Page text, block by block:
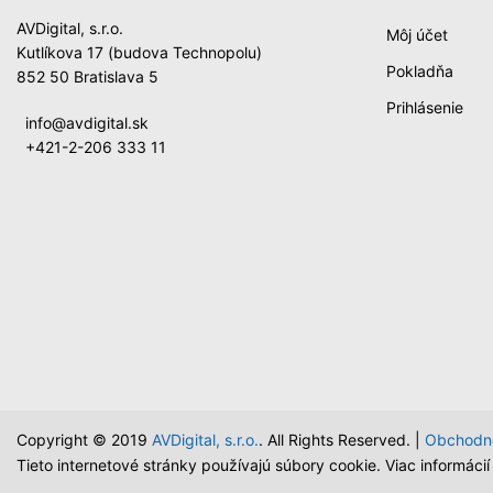
AVDigital, s.r.o.
Kutlíkova 17 (budova Technopolu)
852 50 Bratislava 5
info@avdigital.sk
+421-2-206 333 11
Môj účet
Pokladňa
Prihlásenie
Copyright © 2019 AVDigital, s.r.o.. All Rights Reserved. |
Tieto internetové stránky používajú súbory cookie. Viac informácií